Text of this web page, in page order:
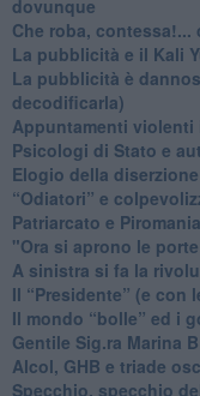
dovunque
​Che roba,
La pubblicità e il Kali
​La pubblicità è
decodificarla)
​Appuntamenti violenti
​Psicologi di Stato e
Elogio della diserzione
“Odiatori” e
​Patriarcato e Piromania
"Ora si aprono le
​A sinistra si fa la
​Il “Presidente” (e
​Il mondo “bolle” ed i
​Gentile Sig.ra Marina B
​Alcol, GHB e triade
​Specchio, specchio